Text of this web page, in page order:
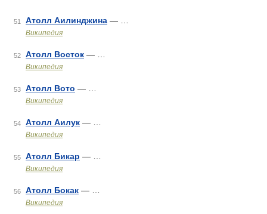
51 Атолл Аилинджина — …
Википедия
52 Атолл Восток — …
Википедия
53 Атолл Вото — …
Википедия
54 Атолл Аилук — …
Википедия
55 Атолл Бикар — …
Википедия
56 Атолл Бокак — …
Википедия